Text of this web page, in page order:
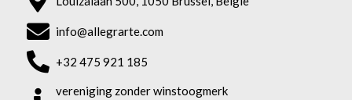
info@allegrarte.com
+32 475 921 185
vereniging zonder winstoogmerk